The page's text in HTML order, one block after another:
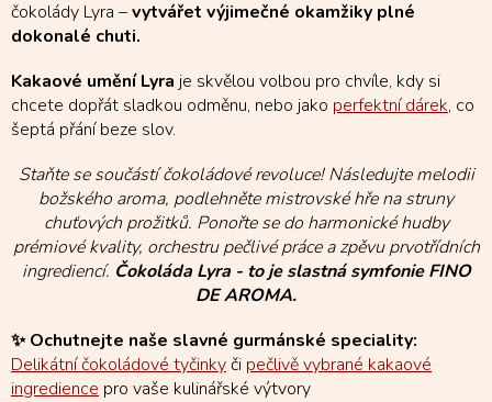
čokolády Lyra –vytvářet výjimečné okamžiky plné
dokonalé chuti.
Kakaové umění Lyra je skvělou volbou pro chvíle, kdy si
chcete dopřát sladkou odměnu, nebo jako perfektní dárek, co
šeptá přání beze slov.
Staňte se součástí čokoládové revoluce! Následujte melodii
božského aroma, podlehněte mistrovské hře na struny
chuťových prožitků. Ponořte se do harmonické hudby
prémiové kvality, orchestru pečlivé práce a zpěvu prvotřídních
ingrediencí. Čokoláda Lyra - to je slastná symfonie FINO
DE AROMA.
✨ Ochutnejte naše slavné gurmánské speciality:
Delikátní čokoládové tyčinkyči pečlivě vybrané kakaové
ingredience pro vaše kulinářské výtvory